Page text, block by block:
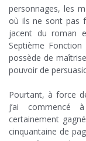
personnages, les
où ils ne sont pas
jacent du roman
Septième
possède de
pouvoir de
Pourtant, à force
j’ai commencé
certainement
cinquantaine de